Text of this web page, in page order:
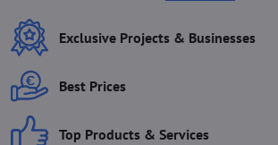
Exclusive Projects & Businesses
Best Prices
Top Products & Services